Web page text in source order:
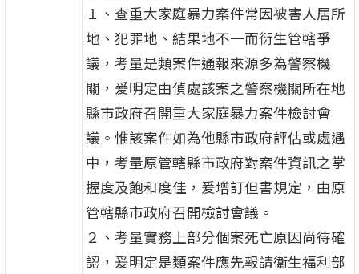
１、查重大家庭暴力案件常因被害人居所
地、犯罪地、結果地不一而衍生管轄爭
議，考量是類案件通報來源多為警察機
關，爰明定由偵處該案之警察機關所在地
縣市政府召開重大家庭暴力案件檢討會
議。惟該案件如為他縣市政府評估或處遇
中，考量原管轄縣市政府對案件資訊之掌
握度及飽和度佳，爰增訂但書規定，由原
管轄縣市政府召開檢討會議。
２、考量實務上部分個案死亡原因尚待確
認，爰明定是類案件應先報請衛生福利部